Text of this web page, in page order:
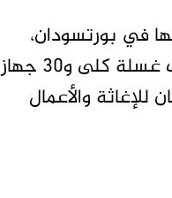
في بورتسودان،
الحكومة السودانية مستلزمات لدعم رمضى غسيل الكلى قدّرت بـ 28 ألف غسلة كلى و30 جهاز
والأعمال